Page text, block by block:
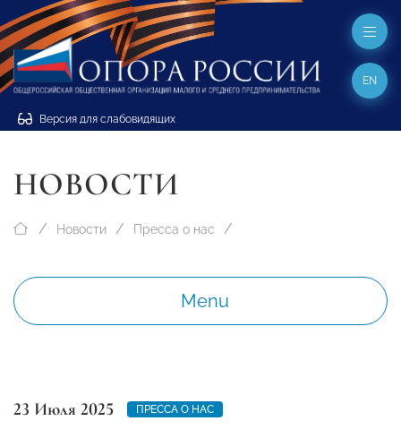
Версия для слабовидящих
EN
НОВОСТИ
Новости Пресса о нас
Menu
23 Июля 2025 ПРЕССА О НАС